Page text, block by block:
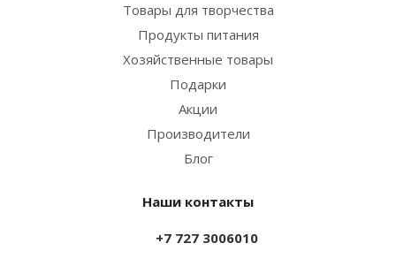
Товары для творчества
Продукты питания
Хозяйственные товары
Подарки
Акции
Производители
Блог
Наши контакты
+7 727 3006010